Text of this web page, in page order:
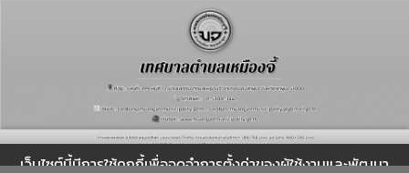
นโยบายของเว็บไซต์|นโยบายการรักษาความมั่นคงปลอดภัย|
เว็บไซต์นี้มีการใช้คุกกี้เพื่อจดจำการตั้งค่าของผู้ใช้งานและพัฒนา